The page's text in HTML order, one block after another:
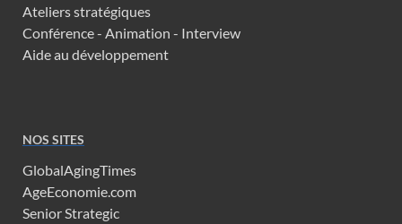
Ateliers stratégiques
Conférence - Animation - Interview
Aide au développement
NOS SITES
GlobalAgingTimes
AgeEconomie.com
Senior Strategic